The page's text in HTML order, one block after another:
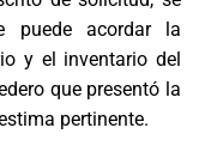
acordar la
y el inventario del
que presentó la
pertinente.